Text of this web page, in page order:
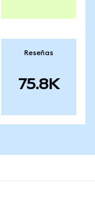
Reseñas
75.8K